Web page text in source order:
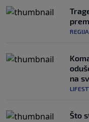
REGIJA
na
Što